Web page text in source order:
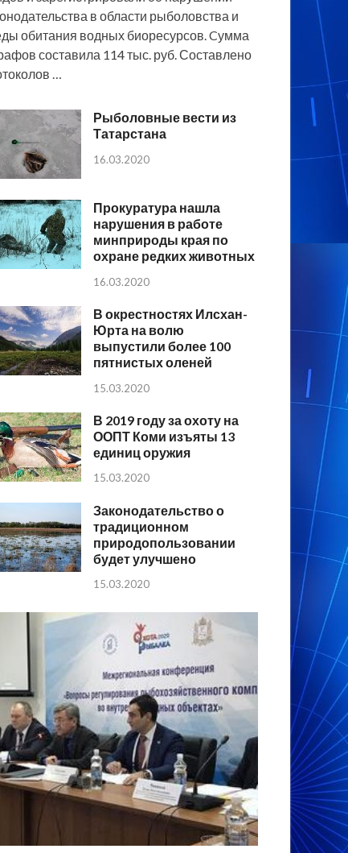
в области рыболовства и
обитания водных биоресурсов. Cумма
составила 114 тыс. руб. Составлено
…
Рыболовные вести из
Татарстана
16.03.2020
Прокуратура нашла
нарушения в работе
минприроды края по
охране редких животных
16.03.2020
В окрестностях Илсхан-
Юрта на волю
выпустили более 100
пятнистых оленей
15.03.2020
В 2019 году за охоту на
ООПТ Коми изъяты 13
единиц оружия
15.03.2020
Законодательство о
традиционном
природопользовании
будет улучшено
15.03.2020